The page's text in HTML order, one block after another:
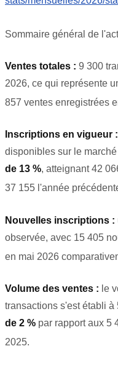
Sommaire général de
Ventes totales : 9 300
2026, ce qui représente
857 ventes enregistrées
Inscriptions en vigueur :
disponibles sur le
de 13 %, atteignant 42
37 155 l'année
Nouvelles inscriptions :
observée, avec 15 405
en mai 2026
Volume des ventes : le
transactions s'est établi à
de 2 % par rapport aux 5
2025.